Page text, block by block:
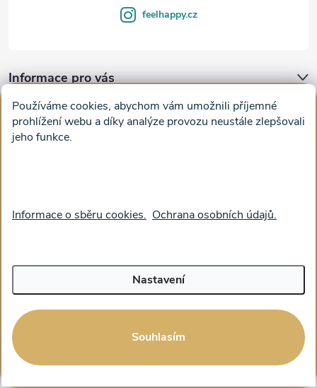
Používáme cookies, abychom vám umožnili příjemné
prohlížení webu a díky analýze provozu neustále zlepšovali
jeho funkce.
Informace o sběru cookies. Ochrana osobních údajů.
Nastavení
Souhlasím
ý
p
i
feelhappy.cz
Informace pro vás
DOPORUČUJEME
Cut'n'Glue - papírové modely